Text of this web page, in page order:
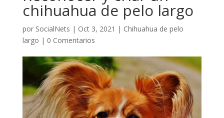
chihuahua de pelo largo
por SocialNets | Oct 3, 2021 | Chihuahua de pelo
largo | 0 Comentarios